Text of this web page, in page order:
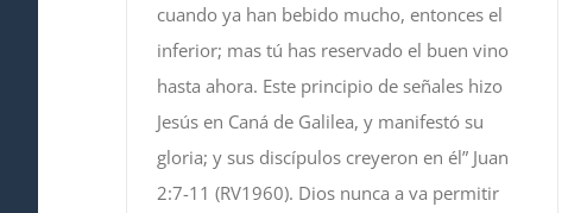
cuando ya han bebido mucho, entonces el
inferior; mas tú has reservado el buen vino
hasta ahora. Este principio de señales hizo
Jesús en Caná de Galilea, y manifestó su
gloria; y sus discípulos creyeron en él” Juan
2:7-11 (RV1960). Dios nunca a va permitir